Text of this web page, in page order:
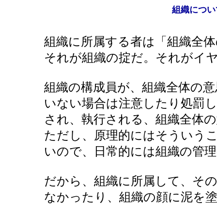
組織につ
組織に所属する者は「組織全
それが組織の掟だ。それがイ
組織の構成員が、組織全体の
いない場合は注意したり処罰
され、執行される、組織全体
ただし、原理的にはそういう
いので、日常的には組織の管
だから、組織に所属して、そ
なかったり、組織の顔に泥を